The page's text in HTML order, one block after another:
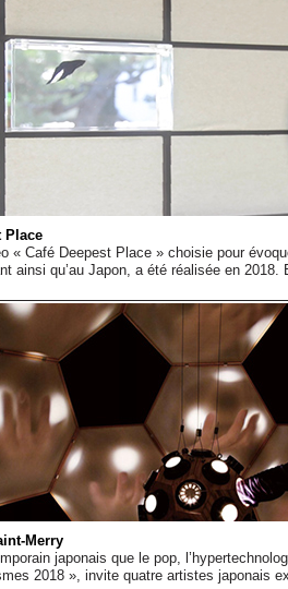
Place
« Café Deepest Place » choisie pour
ainsi qu’au Japon, a été réalisée en 2018.
Merry
japonais que le pop,
2018 », invite quatre artistes japonais